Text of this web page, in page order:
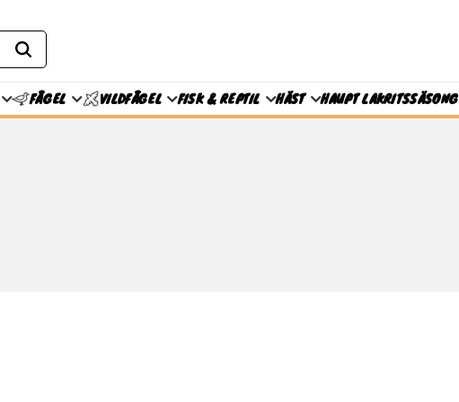
FÅGEL VILDFÅGEL FISK & REPTIL HÄST HAUPT LAKRITSSÄSONG